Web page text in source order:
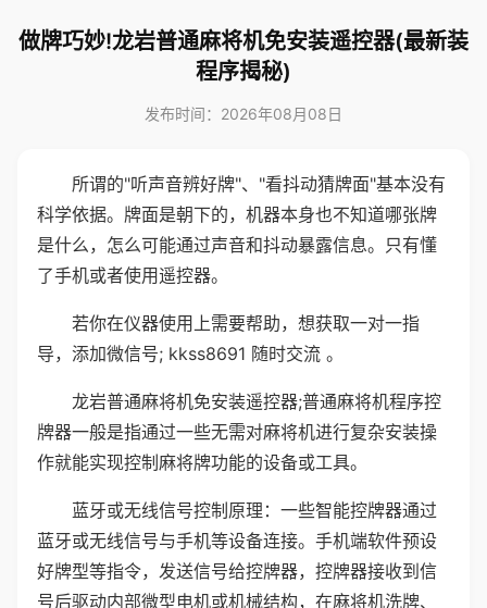
做牌巧妙!龙岩普通麻将机免安装遥控器(最新装
程序揭秘)
发布时间：2026年08月08日
所谓的"听声音辨好牌"、"看抖动猜牌面"基本没有
科学依据。牌面是朝下的，机器本身也不知道哪张牌
是什么，怎么可能通过声音和抖动暴露信息。只有懂
了手机或者使用遥控器。
若你在仪器使用上需要帮助，想获取一对一指
导，添加微信号; kkss8691 随时交流 。
龙岩普通麻将机免安装遥控器;普通麻将机程序控
牌器一般是指通过一些无需对麻将机进行复杂安装操
作就能实现控制麻将牌功能的设备或工具。
蓝牙或无线信号控制原理：一些智能控牌器通过
蓝牙或无线信号与手机等设备连接。手机端软件预设
好牌型等指令，发送信号给控牌器，控牌器接收到信
号后驱动内部微型电机或机械结构，在麻将机洗牌、